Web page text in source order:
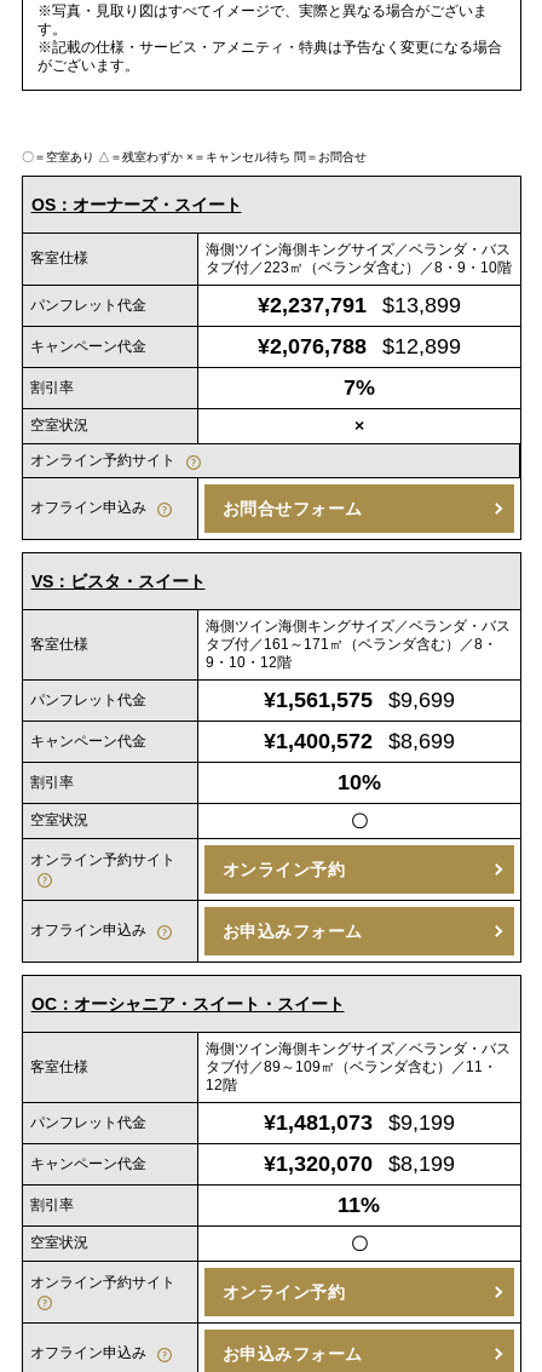
※写真・見取り図はすべてイメージで、実際と異なる場合がございま
す。
※記載の仕様・サービス・アメニティ・特典は予告なく変更になる場合
がございます。
〇＝空室あり △＝残室わずか ×＝キャンセル待ち 問＝お問合せ
OS：オーナーズ・スイート
客室仕様
海側ツイン海側キングサイズ／ベランダ・バス
タブ付／223㎡（ベランダ含む）／8・9・10階
パンフレット代金 ¥2,237,791 $13,899
キャンペーン代金 ¥2,076,788 $12,899
割引率 7%
空室状況 ×
オンライン予約サイト
オフライン申込み お問合せフォーム
VS：ビスタ・スイート
客室仕様
海側ツイン海側キングサイズ／ベランダ・バス
タブ付／161～171㎡（ベランダ含む）／8・
9・10・12階
パンフレット代金 ¥1,561,575 $9,699
キャンペーン代金 ¥1,400,572 $8,699
割引率 10%
空室状況 〇
オンライン予約サイト オンライン予約
オフライン申込み お申込みフォーム
OC：オーシャニア・スイート・スイート
客室仕様
海側ツイン海側キングサイズ／ベランダ・バス
タブ付／89～109㎡（ベランダ含む）／11・
12階
パンフレット代金 ¥1,481,073 $9,199
キャンペーン代金 ¥1,320,070 $8,199
割引率 11%
空室状況 〇
オンライン予約サイト オンライン予約
オフライン申込み お申込みフォーム